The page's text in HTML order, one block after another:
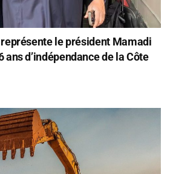
le président Mamadi
ans d’indépendance de la Côte